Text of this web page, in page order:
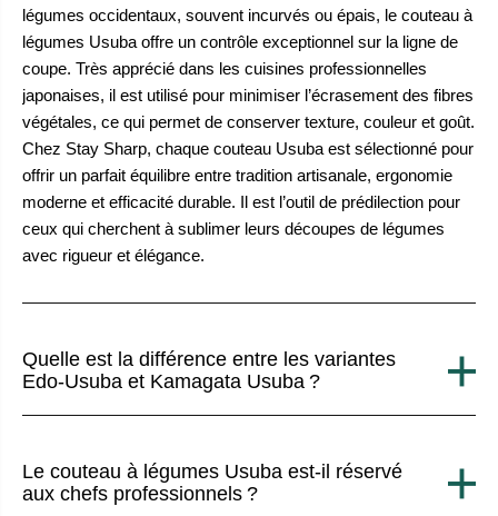
légumes occidentaux, souvent incurvés ou épais, le couteau à
légumes Usuba offre un contrôle exceptionnel sur la ligne de
coupe. Très apprécié dans les cuisines professionnelles
japonaises, il est utilisé pour minimiser l’écrasement des fibres
végétales, ce qui permet de conserver texture, couleur et goût.
Chez Stay Sharp, chaque couteau Usuba est sélectionné pour
offrir un parfait équilibre entre tradition artisanale, ergonomie
moderne et efficacité durable. Il est l’outil de prédilection pour
ceux qui cherchent à sublimer leurs découpes de légumes
avec rigueur et élégance.
Quelle est la différence entre les variantes
Edo-Usuba et Kamagata Usuba ?
Le couteau à légumes Usuba est-il réservé
aux chefs professionnels ?